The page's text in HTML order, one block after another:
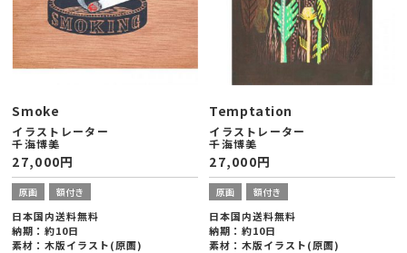
Smoke
イラストレーター
千海博美
27,000円
原画 額付き
日本国内送料無料
納期：約10日
素材：木版イラスト(原画)
Temptation
イラストレーター
千海博美
27,000円
原画 額付き
日本国内送料無料
納期：約10日
素材：木版イラスト(原画)